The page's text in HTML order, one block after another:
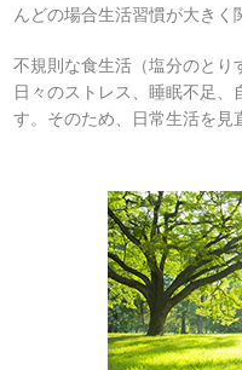
んどの場合生活習慣が大きく
不規則な食生活（塩分のとり
日々のストレス、睡眠不足、
す。そのため、日常生活を見